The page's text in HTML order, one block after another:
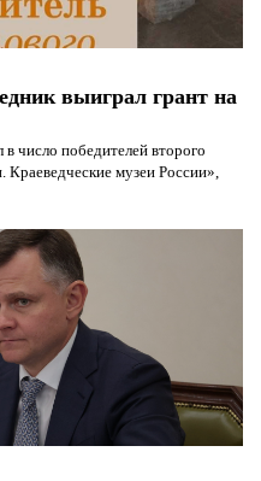
выиграл грант на
число победителей второго
музеи России»,
и
и